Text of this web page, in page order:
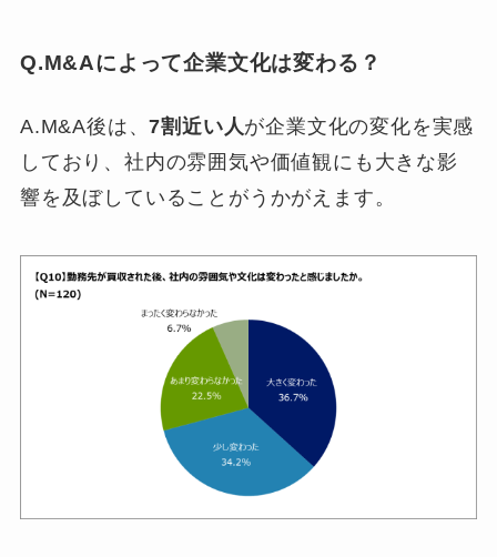
Q.M&Aによって企業文化は変わる？
A.M&A後は、7割近い人 が企業文化の変化を実感
しており、社内の雰囲気や価値観にも大きな影
響を及ぼしていることがうかがえます。